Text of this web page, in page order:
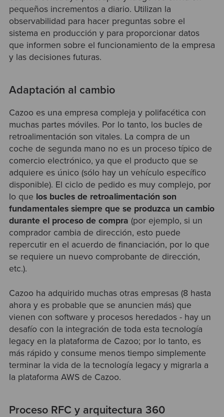
pequeños incrementos a diario. Utilizan la
observabilidad para hacer preguntas sobre el
sistema en producción y para proporcionar datos
que informen sobre el funcionamiento de la empresa
y las decisiones futuras.
Adaptación al cambio
Cazoo es una empresa compleja y polifacética con
muchas partes móviles. Por lo tanto, los bucles de
retroalimentación son vitales. La compra de un
coche de segunda mano no es un proceso típico de
comercio electrónico, ya que el producto que se
adquiere es único (sólo hay un vehículo específico
disponible). El ciclo de pedido es muy complejo, por
lo que los bucles de retroalimentación son
fundamentales siempre que se produzca un cambio
durante el proceso de compra (por ejemplo, si un
comprador cambia de dirección, esto puede
repercutir en el acuerdo de financiación, por lo que
se requiere un nuevo comprobante de dirección,
etc.).
Cazoo ha adquirido muchas otras empresas (8 hasta
ahora y es probable que se anuncien más) que
vienen con software y procesos heredados - hay un
desafío con la integración de toda esta tecnología
legacy en la plataforma de Cazoo; por lo tanto, es
más rápido y consume menos tiempo simplemente
terminar la vida de la tecnología legacy y migrarla a
la plataforma AWS de Cazoo.
Proceso RFC y arquitectura 360